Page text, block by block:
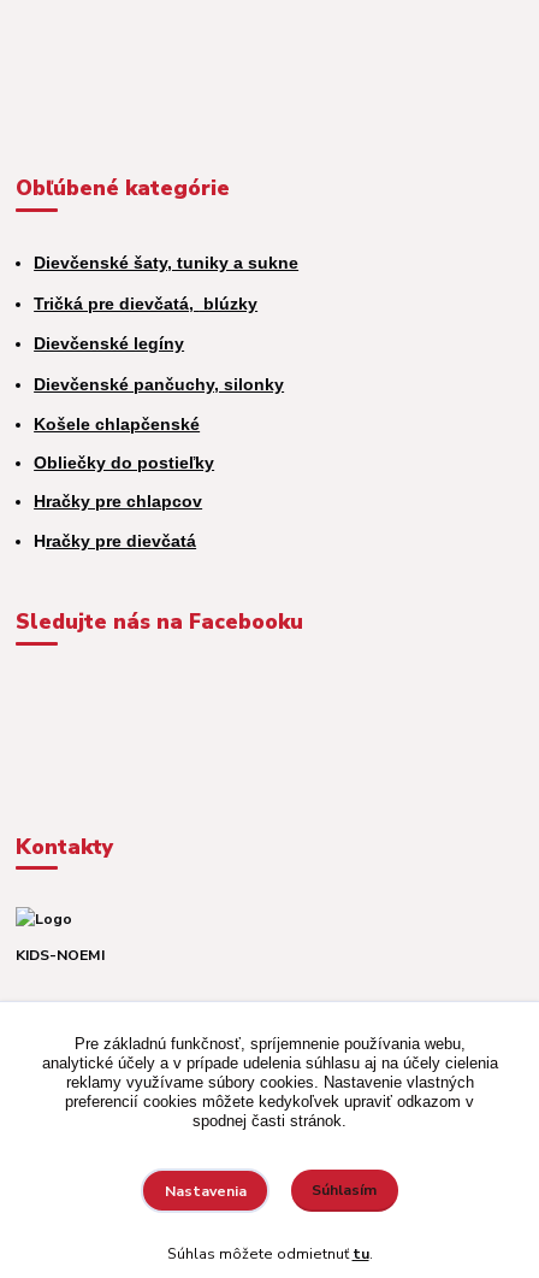
Obľúbené kategórie
Dievčenské šaty, tuniky a sukne
Tričká pre dievčatá, blúzky
Dievčenské legíny
Dievčenské pančuchy, silonky
Košele chlapčenské
Obliečky do postieľky
Hračky pre chlapcov
Hračky pre dievčatá
Sledujte nás na Facebooku
Kontakty
KIDS-NOEMI
(Po-Pia, 8-16 hod.)
kidsnoemi.shop@gmail.com
Pre základnú funkčnosť, spríjemnenie používania webu,
analytické účely a v prípade udelenia súhlasu aj na účely cielenia
reklamy využívame súbory cookies. Nastavenie vlastných
preferencií cookies môžete kedykoľvek upraviť odkazom v
spodnej časti stránok.
Nastavenia Súhlasím
Súhlas môžete odmietnuťtu.